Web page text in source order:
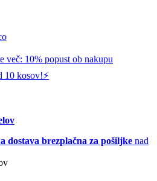
več: 10% popust ob nakupu
10 kosov!⚡️
dostava brezplačna za pošiljke nad